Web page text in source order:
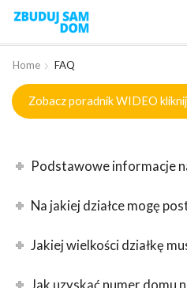
Home FAQ
Zobacz poradnik WIDEO
Podstawowe informacje
Na jakiej działce mogę
Jakiej wielkości działkę
Jak uzyskać numer domu